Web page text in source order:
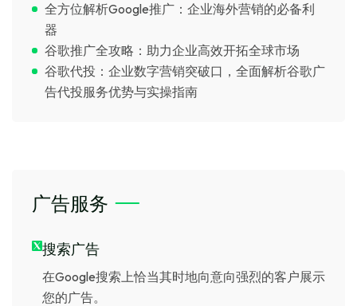
全方位解析Google推广：企业海外营销的必备利
器
谷歌推广全攻略：助力企业高效开拓全球市场
谷歌代投：企业数字营销突破口，全面解析谷歌广
告代投服务优势与实操指南
广告服务
搜索广告
在Google搜索上恰当其时地向意向强烈的客户展示
您的广告。